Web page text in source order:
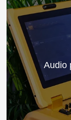
Audio